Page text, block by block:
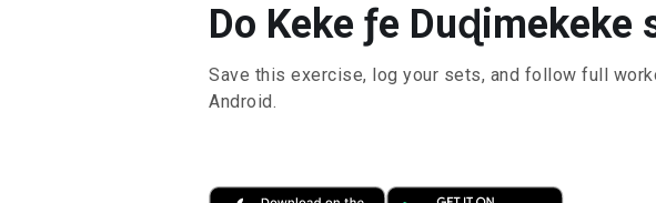
Do Keke ƒe
Save this exercise, log your sets, and follow full
Android.